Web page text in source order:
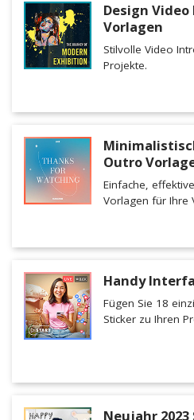
Design
Vorlagen
Stilvolle Video
Projekte.
Outro
Einfache,
Vorlagen für Ihre
Handy
Fügen Sie 18
Sticker zu Ihren
Neujahr